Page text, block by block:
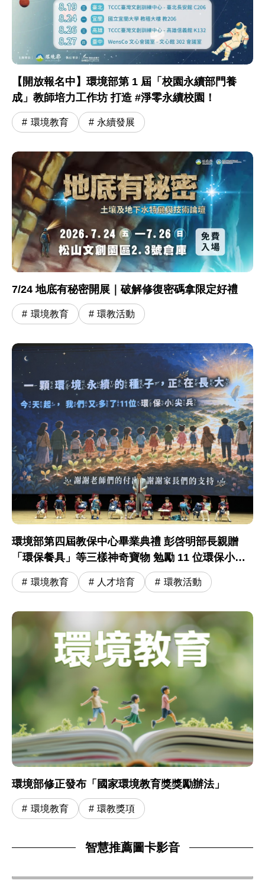
【開放報名中】環境部第 1 屆「校園永續部門養
成」教師培力工作坊 打造 #淨零永續校園！
環境教育 永續發展
7/24 地底有秘密開展｜破解修復密碼拿限定好禮
環境教育 環教活動
環境部第四屆教保中心畢業典禮 彭啓明部長親贈
「環保餐具」等三樣神奇寶物 勉勵 11 位環保小尖
兵開啟小學冒險旅程
環境教育 人才培育 環教活動
環境部修正發布「國家環境教育獎獎勵辦法」
環境教育 環教獎項
智慧推薦圖卡影音